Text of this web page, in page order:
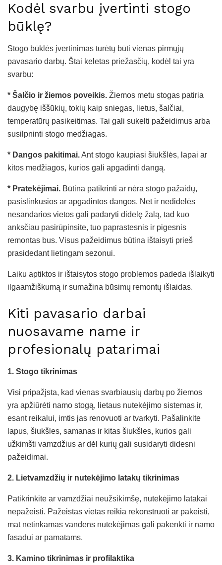
Kodėl svarbu įvertinti stogo
būklę?
Stogo būklės įvertinimas turėtų būti vienas pirmųjų
pavasario darbų. Štai keletas priežasčių, kodėl tai yra
svarbu:
* Šalčio ir žiemos poveikis. Žiemos metu stogas patiria
daugybę iššūkių, tokių kaip sniegas, lietus, šalčiai,
temperatūrų pasikeitimas. Tai gali sukelti pažeidimus arba
susilpninti stogo medžiagas.
* Dangos pakitimai.Ant stogo kaupiasi šiukšlės, lapai ar
kitos medžiagos, kurios gali apgadinti dangą.
* Pratekėjimai. Būtina patikrinti ar nėra stogo pažaidų,
pasislinkusios ar apgadintos dangos. Net ir nedidelės
nesandarios vietos gali padaryti didelę žalą, tad kuo
anksčiau pasirūpinsite, tuo paprastesnis ir pigesnis
remontas bus. Visus pažeidimus būtina ištaisyti prieš
prasidedant lietingam sezonui.
Laiku aptiktos ir ištaisytos stogo problemos padeda išlaikyti
ilgaamžiškumą ir sumažina būsimų remontų išlaidas.
Kiti pavasario darbai
nuosavame name ir
profesionalų patarimai
1. Stogo tikrinimas
Visi pripažįsta, kad vienas svarbiausių darbų po žiemos
yra apžiūrėti namo stogą, lietaus nutekėjimo sistemas ir,
esant reikalui, imtis jas renovuoti ar tvarkyti. Pašalinkite
lapus, šiukšles, samanas ir kitas šiukšles, kurios gali
užkimšti vamzdžius ar dėl kurių gali susidaryti didesni
pažeidimai.
2. Lietvamzdžių ir nutekėjimo latakų tikrinimas
Patikrinkite ar vamzdžiai neužsikimšę, nutekėjimo latakai
nepažeisti. Pažeistas vietas reikia rekonstruoti ar pakeisti,
mat netinkamas vandens nutekėjimas gali pakenkti ir namo
fasadui ar pamatams.
3. Kamino tikrinimas ir profilaktika